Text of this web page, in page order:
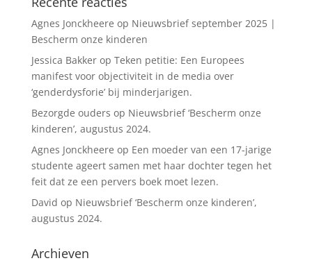
Agnes Jonckheere op Nieuwsbrief september 2025 |
Bescherm onze kinderen
Jessica Bakkerop Teken petitie: Een Europees
manifest voor objectiviteit in de media over
‘genderdysforie’ bij minderjarigen.
Bezorgde ouders op Nieuwsbrief ‘Bescherm onze
kinderen’, augustus 2024.
Agnes Jonckheere op Een moeder van een 17-jarige
studente ageert samen met haar dochter tegen het
feit dat ze een pervers boek moet lezen.
David op Nieuwsbrief ‘Bescherm onze kinderen’,
augustus 2024.
Archieven